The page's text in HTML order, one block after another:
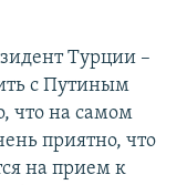
Турции –
с Путиным
что на самом
приятно, что
на прием к